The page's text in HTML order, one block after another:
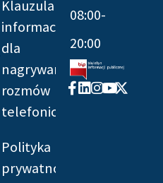
Klauzula
informacyjna
dla
nagrywania
rozmów
telefonicznych
Polityka
prywatności
08:00-
20:00
Facebook-
f
Linkedin
Instagram
Youtube
X-
twitter